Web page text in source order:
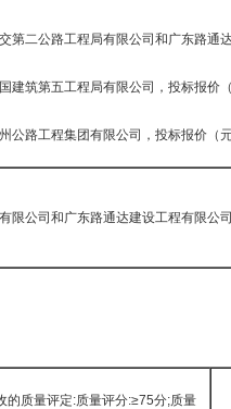
第二公路工程局有限公司和广东路
建筑第五工程局有限公司，投标报价
公路工程集团有限公司，投标报价（
限公司和广东路通达建设工程有限公
的质量评定:质量评分:≥75分;质量